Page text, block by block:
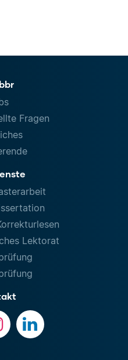
Fragen
Lektorat